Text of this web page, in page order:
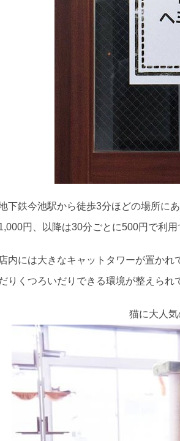
下鉄今池駅から徒歩3分ほどの場所に
円、以降は30分ごとに500円で利
店内には大きなキャットタワーが置か
りくつろいだりできる環境が整えら
猫に大人